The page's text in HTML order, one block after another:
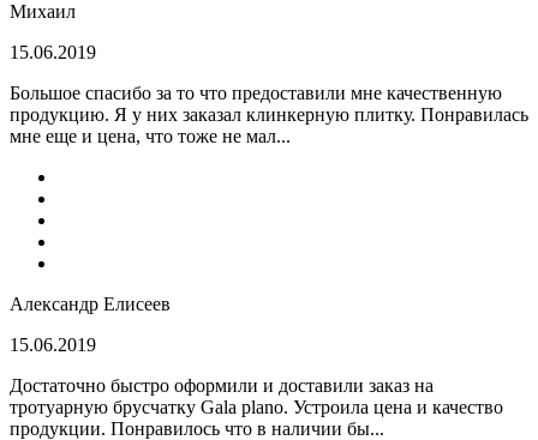
Михаил
15.06.2019
Большое спасибо за то что предоставили мне качественную
продукцию. Я у них заказал клинкерную плитку. Понравилась
мне еще и цена, что тоже не мал...
Александр Елисеев
15.06.2019
Достаточно быстро оформили и доставили заказ на
тротуарную брусчатку Gala plano. Устроила цена и качество
продукции. Понравилось что в наличии бы...